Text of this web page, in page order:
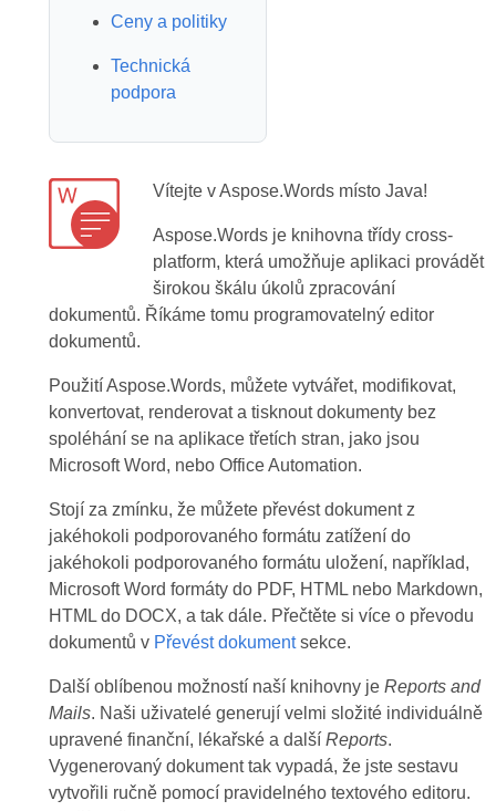
Ceny a politiky
Technická
podpora
Vítejte v Aspose.Words místo Java!
Aspose.Words je knihovna třídy cross-
platform, která umožňuje aplikaci provádět
širokou škálu úkolů zpracování
dokumentů. Říkáme tomu programovatelný editor
dokumentů.
Použití Aspose.Words, můžete vytvářet, modifikovat,
konvertovat, renderovat a tisknout dokumenty bez
spoléhání se na aplikace třetích stran, jako jsou
Microsoft Word, nebo Office Automation.
Stojí za zmínku, že můžete převést dokument z
jakéhokoli podporovaného formátu zatížení do
jakéhokoli podporovaného formátu uložení, například,
Microsoft Word formáty do PDF, HTML nebo Markdown,
HTML do DOCX, a tak dále. Přečtěte si více o převodu
dokumentů v Převést dokumentsekce.
Další oblíbenou možností naší knihovny je Reports and
Mails. Naši uživatelé generují velmi složité individuálně
upravené finanční, lékařské a další Reports.
Vygenerovaný dokument tak vypadá, že jste sestavu
vytvořili ručně pomocí pravidelného textového editoru.